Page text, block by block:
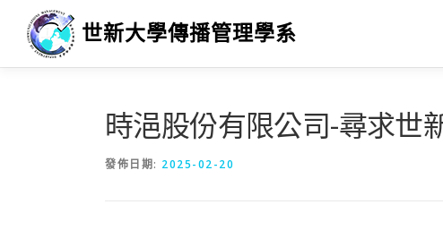
要
世新大學傳播管理學系
時浥股份有限公司-尋求世
發佈日期: 2025-02-20